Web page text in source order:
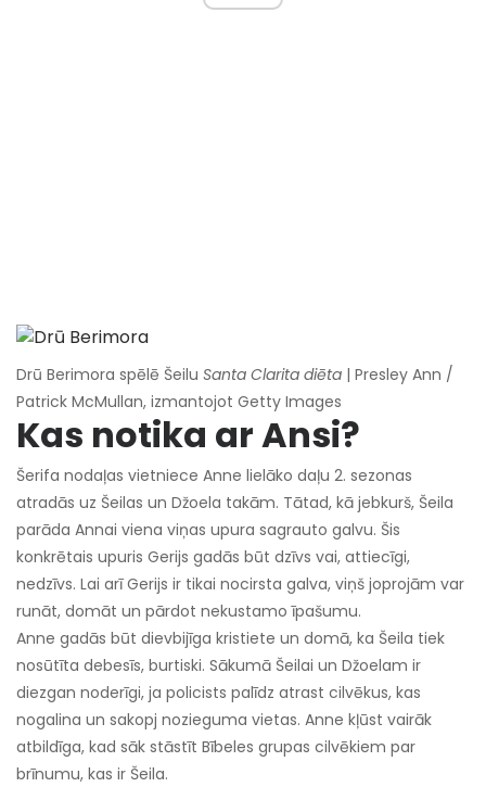
Drū Berimora spēlē Šeilu Santa Clarita diēta | Presley Ann /
Patrick McMullan, izmantojot Getty Images
Kas notika ar Ansi?
Šerifa nodaļas vietniece Anne lielāko daļu 2. sezonas
atradās uz Šeilas un Džoela takām. Tātad, kā jebkurš, Šeila
parāda Annai viena viņas upura sagrauto galvu. Šis
konkrētais upuris Gerijs gadās būt dzīvs vai, attiecīgi,
nedzīvs. Lai arī Gerijs ir tikai nocirsta galva, viņš joprojām var
runāt, domāt un pārdot nekustamo īpašumu.
Anne gadās būt dievbijīga kristiete un domā, ka Šeila tiek
nosūtīta debesīs, burtiski. Sākumā Šeilai un Džoelam ir
diezgan noderīgi, ja policists palīdz atrast cilvēkus, kas
nogalina un sakopj nozieguma vietas. Anne kļūst vairāk
atbildīga, kad sāk stāstīt Bībeles grupas cilvēkiem par
brīnumu, kas ir Šeila.